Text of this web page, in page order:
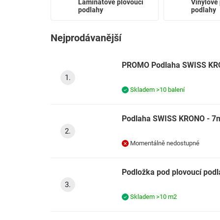
Laminátové plovoucí
podlahy
Vinylové
podlahy
Nejprodávanější
PROMO Podlaha SWISS
Skladem >10 balení
Podlaha SWISS KRONO -
Momentálně nedostupné
Podložka pod plovoucí
Skladem >10 m2